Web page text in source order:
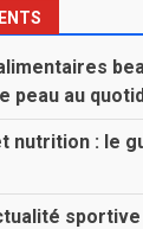
peau au
nutrition : le